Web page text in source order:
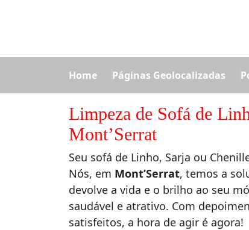
Home Páginas Geolocalizadas
Limpeza de Sofá de
Mont’Serrat
Seu sofá de Linho, Sarja ou
Nós, em Mont’Serrat, temos a
devolve a vida e o brilho ao seu
saudável e atrativo. Com
satisfeitos, a hora de agir é agora!